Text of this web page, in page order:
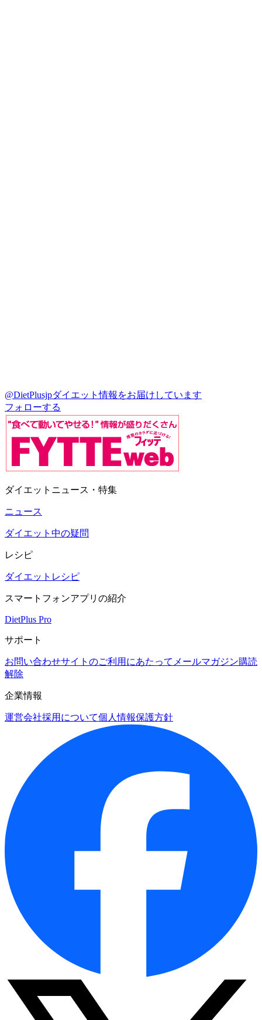
@DietPlusjpダイエット情報をお届けしています
フォローする
ダイエットニュース・特集
ニュース
ダイエット中の疑問
レシピ
ダイエットレシピ
スマートフォンアプリの紹介
DietPlus Pro
サポート
お問い合わせサイトのご利用にあたって メールマガジン購読
解除
企業情報
運営会社採用について個人情報保護方針